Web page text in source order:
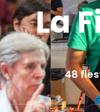
La
48